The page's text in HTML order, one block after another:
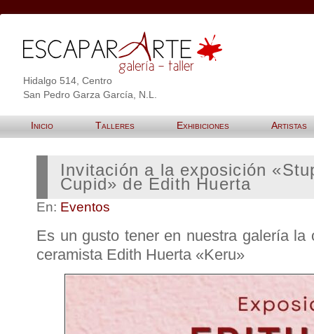
Hidalgo 514, Centro
San Pedro Garza García, N.L.
Inicio Talleres Exhibiciones Artistas
Invitación a la exposición
Cupid» de Edith Huerta
En: Eventos
Es un gusto tener en nuestra galería
ceramista Edith Huerta «Keru»